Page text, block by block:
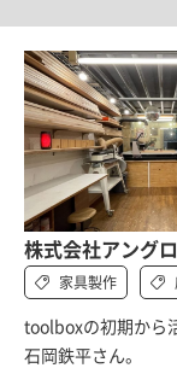
株式会社アング
家具製作
toolboxの初期から
石岡鉄平さん。